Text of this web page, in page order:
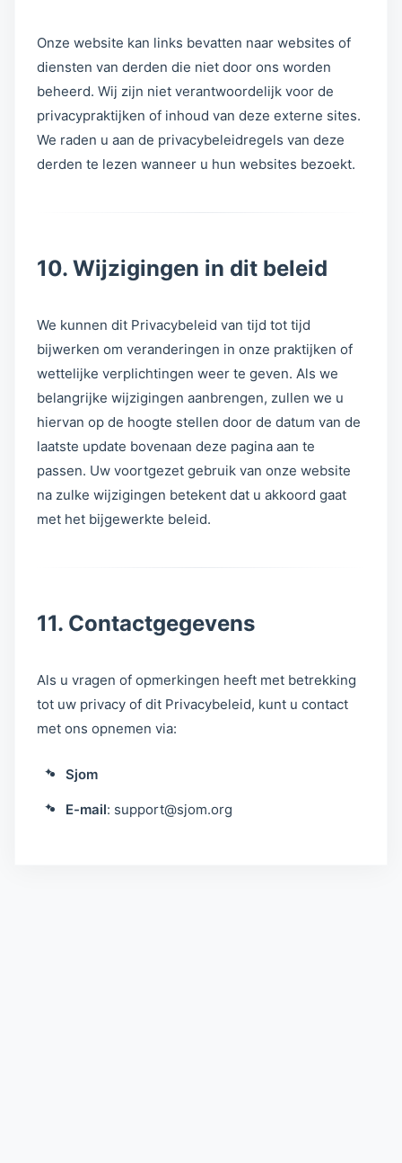
Onze website kan links bevatten naar websites of
diensten van derden die niet door ons worden
beheerd. Wij zijn niet verantwoordelijk voor de
privacypraktijken of inhoud van deze externe sites.
We raden u aan de privacybeleidregels van deze
derden te lezen wanneer u hun websites bezoekt.
10. Wijzigingen in dit beleid
We kunnen dit Privacybeleid van tijd tot tijd
bijwerken om veranderingen in onze praktijken of
wettelijke verplichtingen weer te geven. Als we
belangrijke wijzigingen aanbrengen, zullen we u
hiervan op de hoogte stellen door de datum van de
laatste update bovenaan deze pagina aan te
passen. Uw voortgezet gebruik van onze website
na zulke wijzigingen betekent dat u akkoord gaat
met het bijgewerkte beleid.
11. Contactgegevens
Als u vragen of opmerkingen heeft met betrekking
tot uw privacy of dit Privacybeleid, kunt u contact
met ons opnemen via:
Sjom
E-mail: support@sjom.org